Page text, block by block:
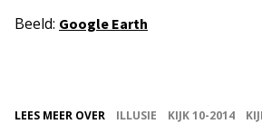
Beeld: Google Earth
LEES MEER OVER ILLUSIE KIJK 10-2014